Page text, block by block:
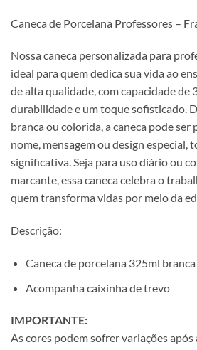
Caneca de Porcelana Professores –
Nossa caneca personalizada para
ideal para quem dedica sua vida ao
de alta qualidade, com capacidade de
durabilidade e um toque sofisticado.
branca ou colorida, a caneca pode ser
nome, mensagem ou design especial,
significativa. Seja para uso diário ou
marcante, essa caneca celebra o
quem transforma vidas por meio da
Descrição:
Caneca de porcelana 325ml branca
Acompanha caixinha de trevo
IMPORTANTE:
As cores podem sofrer variações após